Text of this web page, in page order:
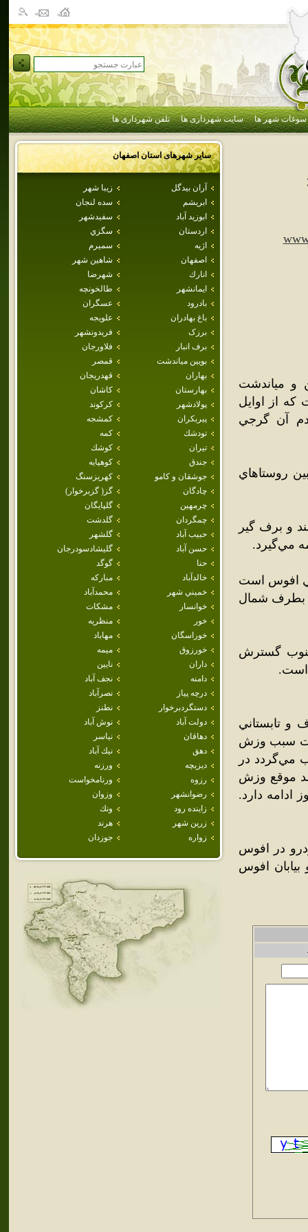
سوغات شهر ها سایت شهرداری ها تلفن شهرداری ها
سایر شهرهای استاناصفهان
آران بيدگل
زيبا شهر
ابريشم
سده لنجان
ابوزيد آباد
سفيدشهر
اردستان
سگزي
اژيه
سميرم
اصفهان
شاهين شهر
انارك
شهرضا
ايمانشهر
طالخونچه
بادرود
عسگران
باغ بهادران
علويجه
برزک
فريدونشهر
برف انبار
فلاورجان
بويين مياندشت
قمصر
بهاران
قهدريجان
بهارستان
كاشان
پولادشهر
كركوند
پيربكران
كمشجه
تودشك
كمه
تيران
كوشك
جندق
كوهپايه
جوشقان و كامو
كهريزسنگ
چادگان
گز( گزبرخوار)
چرمهين
گلپايگان
چمگردان
گلدشت
حبيب آباد
گلشهر
حسن آباد
گليشادسودرجان
حنا
گوگد
خالدآباد
مباركه
خميني شهر
محمدآباد
خوانسار
مشكات
خور
منظريه
خوراسگان
مهاباد
خورزوق
ميمه
داران
نايين
دامنه
نجف آباد
درچه پياز
نصرآباد
دستگردبرخوار
نطنز
دولت آباد
نوش آباد
دهاقان
نياسر
دهق
نيك آباد
ديزيچه
ورزنه
رزوه
ورنامخواست
رضوانشهر
وزوان
زاينده رود
ونك
زرين شهر
هرند
زواره
جوزدان
در بخش بوئين و مياندشت
از اوايل
آن گرجي
بين روستاهاي
و برف گير
مي‌گيرد.
افوس است
بطرف شمال
گسترش
تابستاني
سبب وزش
مي‌گردد در
موقع وزش
ماه تا اوايل فروردين ماه است که بيش از 20 روز ادامه دارد.
در افوس
افوس